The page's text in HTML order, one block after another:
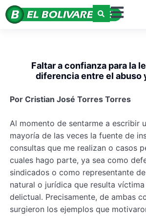
Faltar a confianza para la
diferencia entre el abuso
Por Cristian José Torres Torres
Al momento de sentarme a escribir
mayoría de las veces la fuente de
consultas que me realizan o casos
cuales hago parte, ya sea como
sindicados o como representante
natural o jurídica que resulta
delictual. Precisamente, de ambas
surgieron los ejemplos que